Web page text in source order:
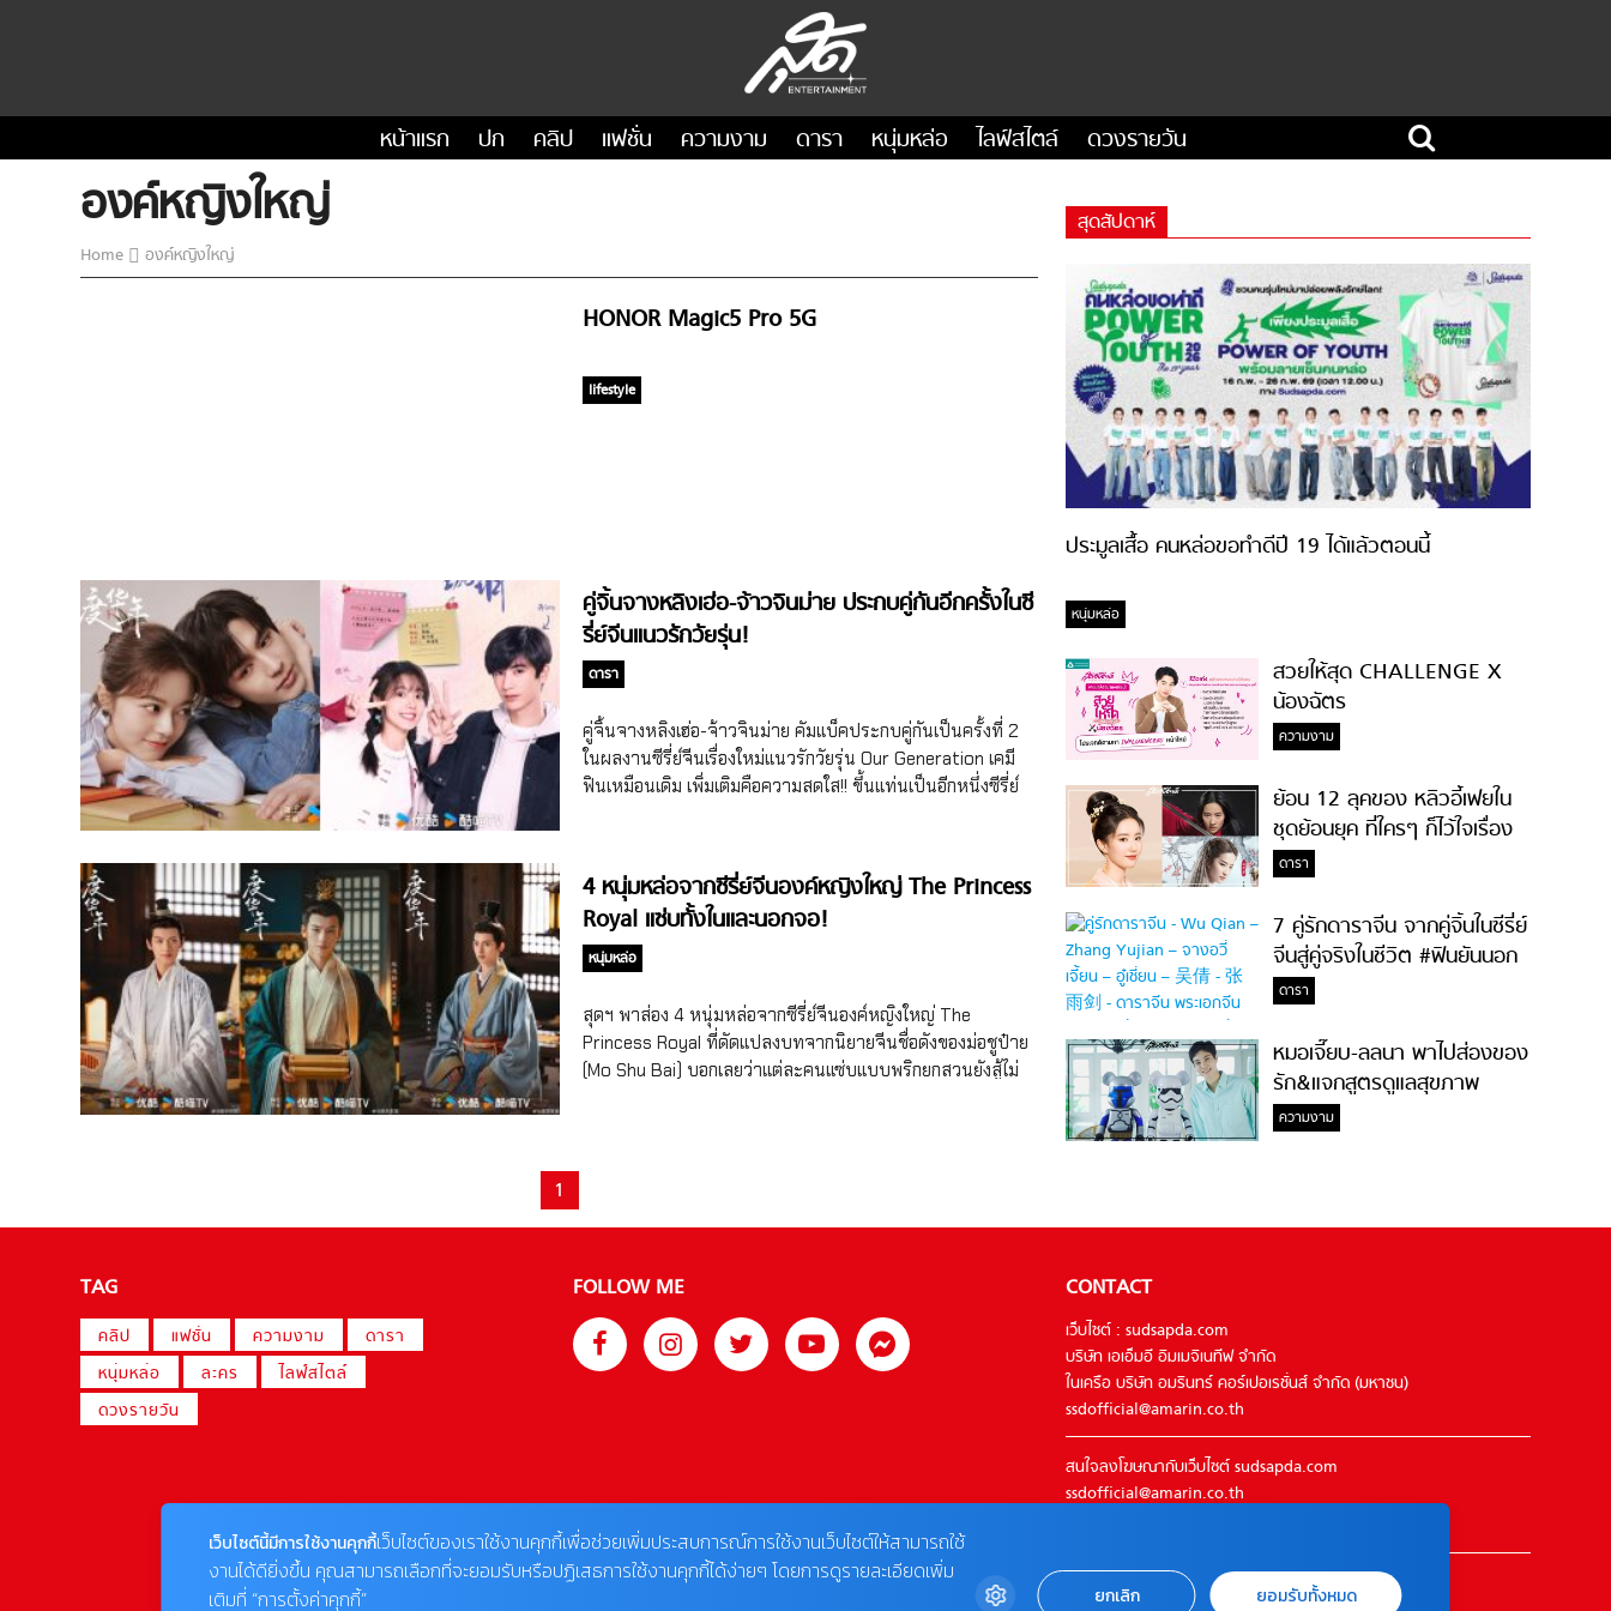
หน้าแรก ปก คลิป แฟชั่น ความงาม ดารา หนุ่มหล่อ ไลฟ์สไตล์ ดวงรายวัน
องค์หญิงใหญ่
Home องค์หญิงใหญ่
HONOR Magic5 Pro 5G
lifestyle
คู่จิ้นจางหลิงเฮ่อ-จ้าวจินม่าย ประกบคู่กันอีกครั้งในซี
รี่ย์จีนแนวรักวัยรุ่น!
ดารา
คู่จิ้นจางหลิงเฮ่อ-จ้าวจินม่าย คัมแบ็คประกบคู่กันเป็นครั้งที่ 2
ในผลงานซีรี่ย์จีนเรื่องใหม่แนวรักวัยรุ่น Our Generation เคมี
ฟินเหมือนเดิม เพิ่มเติมคือความสดใส!! ขึ้นแท่นเป็นอีกหนึ่งซีรี่ย์
ใหญ่ ที่ดัดแปลงบทจากนิยายจีนชื่อดังของม่อชูป๋าย (Mo Shu
Bai) บอกเล่าเรื่องราวเกี่ยวกับคู่สามีภรรยา หลี่หรง องค์หญิงคน
โตแห่งราชวงศ์เซี่ย และเผยเหวินเซวียน หัวหน้าขุนนางของ
ราชวงศ์ ที่ชาติก่อนด้วยความเข้าใจผิด พวกเขาตกหลุมรักกันแต่
กลับต้องตายจากกัน เมื่อกลับมาเกิดใหม่ทั้งสองคนได้กลับมาเจอ
กันตอนยังเป็นวัยรุ่นอีกครั้ง ในชาติใหม่นี้สองคนที่ได้รู้จักและ
เรียนรู้ซึ่งกันและกัน พวกเขาร่วมกันสืบหาความจริงผู้บงการอยู่
เบื้องหลัง เพื่อเปลี่ยนโชคชะตาที่จะถูกฆ่าตาย พวกเขาได้
จีนแนวย้อนยุค/โรแมนติก/สืบสวน Maiden Holmes ซูฉือ
บอกรัก (2020), Love […]
4 หนุ่มหล่อจากซีรี่ย์จีนองค์หญิงใหญ่ The Princess
Royal แซ่บทั้งในและนอกจอ!
หนุ่มหล่อ
สุดฯ พาส่อง 4 หนุ่มหล่อจากซีรี่ย์จีนองค์หญิงใหญ่ The
Princess Royal ที่ดัดแปลงบทจากนิยายจีนชื่อดังของม่อชูป๋าย
(Mo Shu Bai) บอกเลยว่าแต่ละคนแซ่บแบบพริกยกสวนยังสู้ไม่
ค่อยบอกรัก (2020), Love Between Fairy and Devil ของรัก
เล่ห์รักวังคุนหนิง (2023) ฯลฯ มารับบทเป็นเผยเหวินเซวียน
หัวหน้าขุนนางของราชวงศ์ที่ได้แต่งงานกับหลี่หรง องค์หญิงคน
โตแห่งราชวงศ์เซี่ย ที่ชาติก่อนด้วยความเข้าใจผิด พวกเขา
ตกหลุมรักกันแต่กลับต้องตายจากกัน เมื่อกลับมาเกิดใหม่ทั้งสอง
[…]
1
สุดสัปดาห์
ประมูลเสื้อ คนหล่อขอทำดีปี 19 ได้แล้วตอนนี้
หนุ่มหล่อ
สวยให้สุด CHALLENGE X
น้องฉัตร
ความงาม
ย้อน 12 ลุคของ หลิวอี้เฟยใน
ชุดย้อนยุค ที่ใครๆ ก็ไว้ใจเรื่อง
ความสวย!
ดารา
7 คู่รักดาราจีน จากคู่จิ้นในซีรี่ย์
จีนสู่คู่จริงในชีวิต #ฟินยันนอก
จอ
ดารา
หมอเจี๊ยบ-ลลนา พาไปส่องของ
รัก&แจกสูตรดูแลสุขภาพ
#ล้างจมูกไม่ยากจะสอนให้
ความงาม
TAG
คลิป แฟชั่น ความงาม
ดารา
หนุ่มหล่อ
ละคร
ไลฟ์สไตล์
ดวงรายวัน
FOLLOW ME CONTACT
เว็บไซต์ : sudsapda.com
บริษัท เอเอ็มอี อิมเมจิเนทีฟ จำกัด
ในเครือ บริษัท อมรินทร์ คอร์เปอเรชั่นส์ จำกัด (มหาชน)
ssdofficial@amarin.co.th
สนใจลงโฆษณากับเว็บไซต์ sudsapda.com
ssdofficial@amarin.co.th
ติดต่อแจ้งปัญหาหรือร้องเรียน
เว็บไซต์นี้มีการใช้งานคุกกี้เว็บไซต์ของเราใช้งานคุกกี้เพื่อช่วยเพิ่มประสบการณ์การใช้งานเว็บไซต์ให้สามารถใช้
งานได้ดียิ่งขึ้น คุณสามารถเลือกที่จะยอมรับหรือปฏิเสธการใช้งานคุกกี้ได้ง่ายๆ โดยการดูรายละเอียดเพิ่ม
เติมที่ “การตั้งค่าคุกกี้”
ยกเลิก ยอมรับทั้งหมด